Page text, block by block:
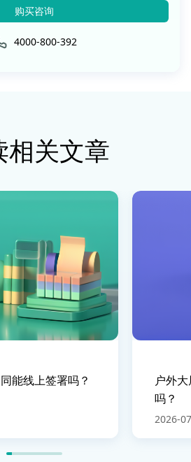
购买咨询
4000-800-392
相关文章
能线上签署吗？
户外
吗？
2026-